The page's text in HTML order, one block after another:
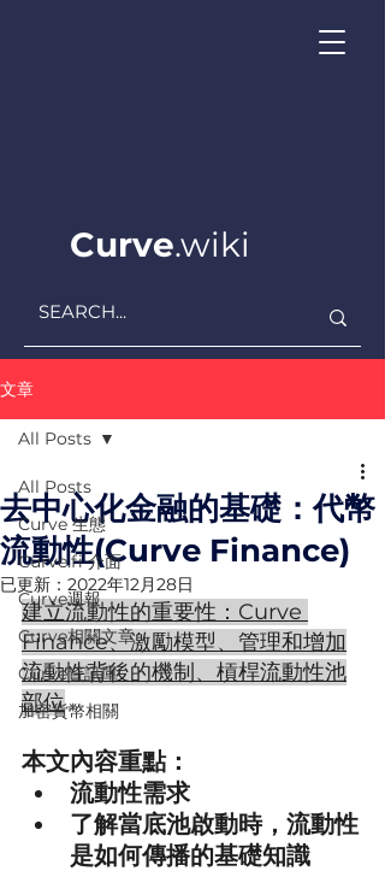
Curve.wiki
文章
All Posts
Curve ​生態
Curve.fi 介面
Curve週報
Curve相關文章
Curve資訊庫
加密貨幣相關
All Posts
去中心化金融的基礎：代幣
流動性(Curve Finance)
已更新： 2022年12月28日
建立流動性的重要性：Curve
Finance、激勵模型、管理和增加
流動性背後的機制、槓桿流動性池
部位
本文內容重點：
流動性需求
了解當底池啟動時，流動性
是如何傳播的基礎知識